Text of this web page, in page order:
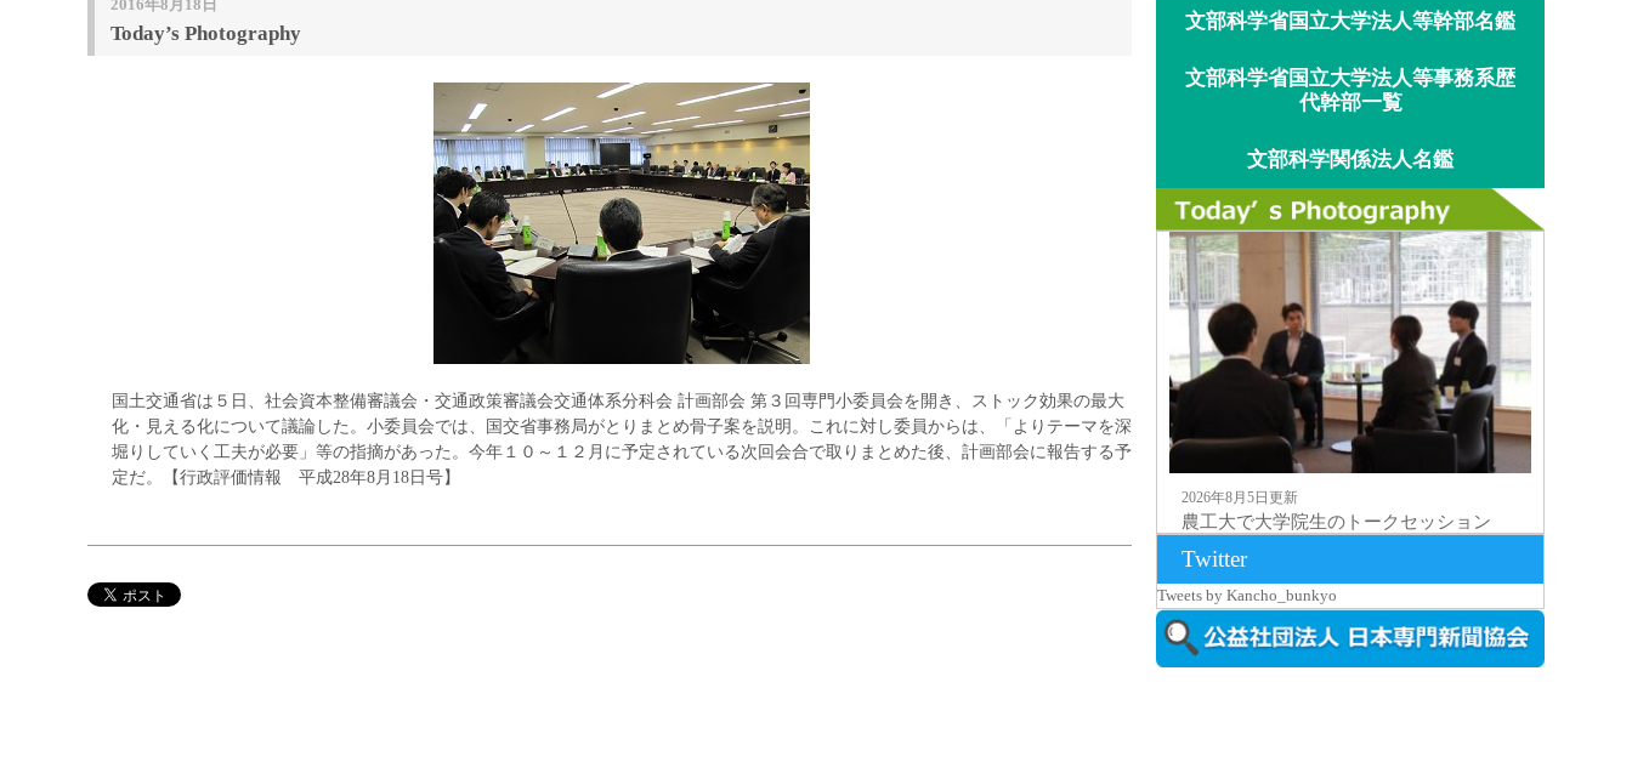
2016年8月18日
Today’s Photography
国土交通省は５日、社会資本整備審議会・交通政策審議会交通体系分科会 計画部会 第３回専門小委員会を開き、ストック効果の最大
化・見える化について議論した。小委員会では、国交省事務局がとりまとめ骨子案を説明。これに対し委員からは、「よりテーマを深
堀りしていく工夫が必要」等の指摘があった。今年１０～１２月に予定されている次回会合で取りまとめた後、計画部会に報告する予
定だ。【行政評価情報 平成28年8月18日号】
文部科学省国立大学法人等幹部名鑑
文部科学省国立大学法人等事務系歴
代幹部一覧
文部科学関係法人名鑑
2026年8月5日更新
農工大で大学院生のトークセッション
Twitter
Tweets by Kancho_bunkyo